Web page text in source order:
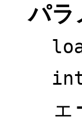
パラ